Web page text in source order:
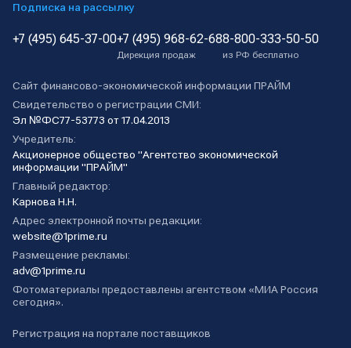
Подписка на рассылку
+7 (495) 645-37-00+7 (495) 968-62-68
Дирекция продаж
8-800-333-50-50
из РФ бесплатно
Сайт финансово-экономической информации ПРАЙМ
Свидетельство о регистрации СМИ:
Эл №ФС77-53773 от 17.04.2013
Учредитель:
Акционерное общество "Агентство экономической
информации "ПРАЙМ"
Главный редактор:
Карнова Н.Н.
Адрес электронной почты редакции:
website@1prime.ru
Размещение рекламы:
adv@1prime.ru
Фотоматериалы предоставлены агентством «МИА Россия
сегодня».
Регистрация на портале поставщиков